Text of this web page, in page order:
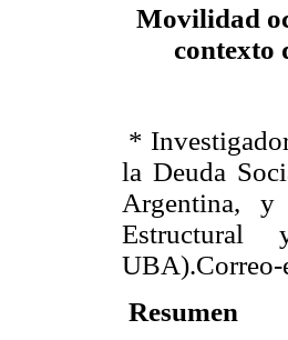
Movilidad
contexto
*
la Deuda
Argentina, y
Estructural
UBA).Correo-
Resumen